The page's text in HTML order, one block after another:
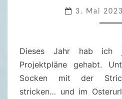
3. Mai
Dieses Jahr hab ich
Projektpläne gehabt.
Socken mit der
stricken… und im